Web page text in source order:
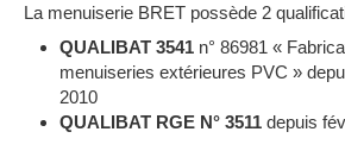
La menuiserie BRET possède 2
QUALIBAT 3541 n° 86981 «
menuiseries extérieures PVC »
2010
QUALIBAT RGE N° 3511 depuis